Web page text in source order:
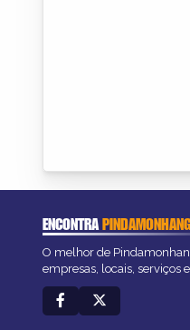
ENCONTRA
O melhor de
empresas, locais, serviços